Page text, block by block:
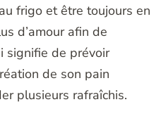
frigo et être toujours en
d’amour afin de
signifie de prévoir
de son pain
plusieurs rafraîchis.